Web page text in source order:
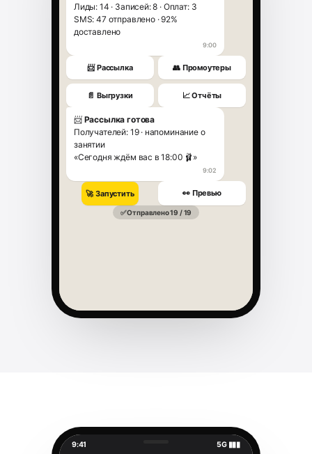
Лиды: 14 · Записей: 8 · Оплат: 3
SMS: 47 отправлено · 92%
доставлено
9:00
📨 Рассылка 👥 Промоутеры
📄 Выгрузки 📈 Отчёты
📨 Рассылка готова
Получателей: 19 · напоминание о
занятии
«Сегодня ждём вас в 18:00 🩰»
9:02
🚀 Запустить 👀 Превью
✅ Отправлено 19 / 19
9:41 5G ▮▮▮